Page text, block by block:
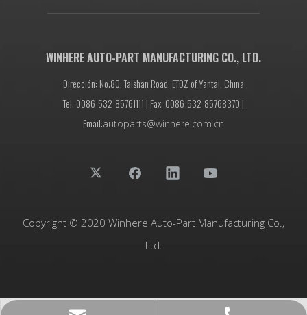
WINHERE AUTO-PART MANUFACTURING CO., LTD.
Dirección: No.80, Taishan Road, ETDZ of Yantai, China
Tel: 0086-532-85761111 | Fax: 0086-532-85768370 |
Email:autoparts@winhere.com.cn
Copyright © 2020 Winhere Auto-Part Manufacturing Co.,
Ltd.